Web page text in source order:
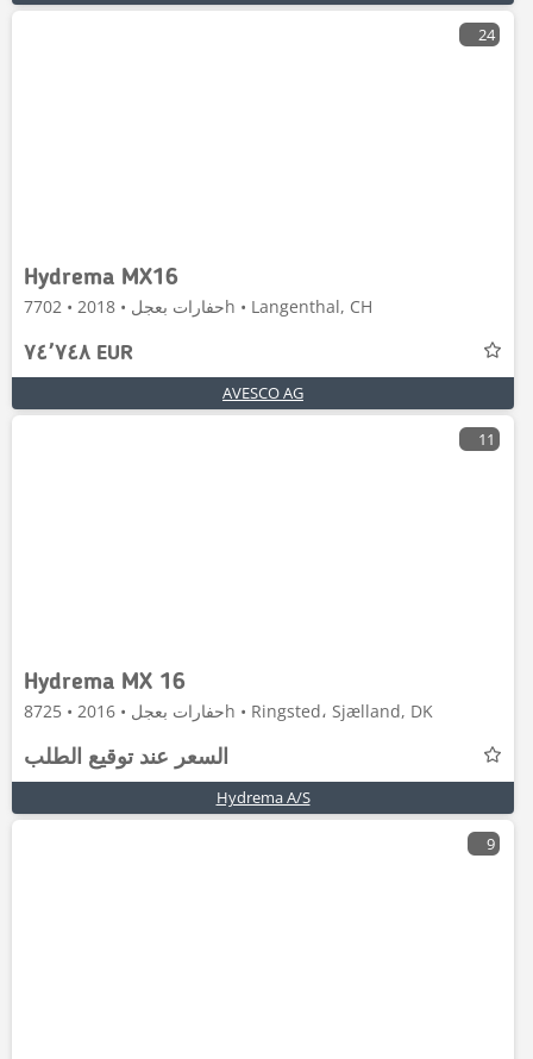
24
Hydrema MX16
حفارات بعجل • 2018 • 7702h • Langenthal, CH
٧٤٬٧٤٨ EUR
AVESCO AG
11
Hydrema MX 16
حفارات بعجل • 2016 • 8725h • Ringsted، Sjælland, DK
السعر عند توقيع الطلب
Hydrema A/S
9